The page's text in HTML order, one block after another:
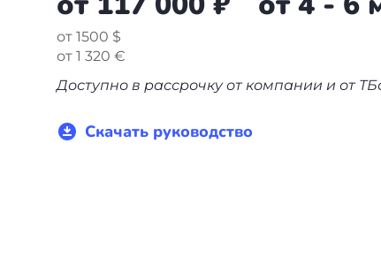
от 1500 $
от 1 320 €
Доступно в рассрочку от компании и от
Скачать руководство
Израиль
Гренада
+7(499)938-68-05
Нидерланды